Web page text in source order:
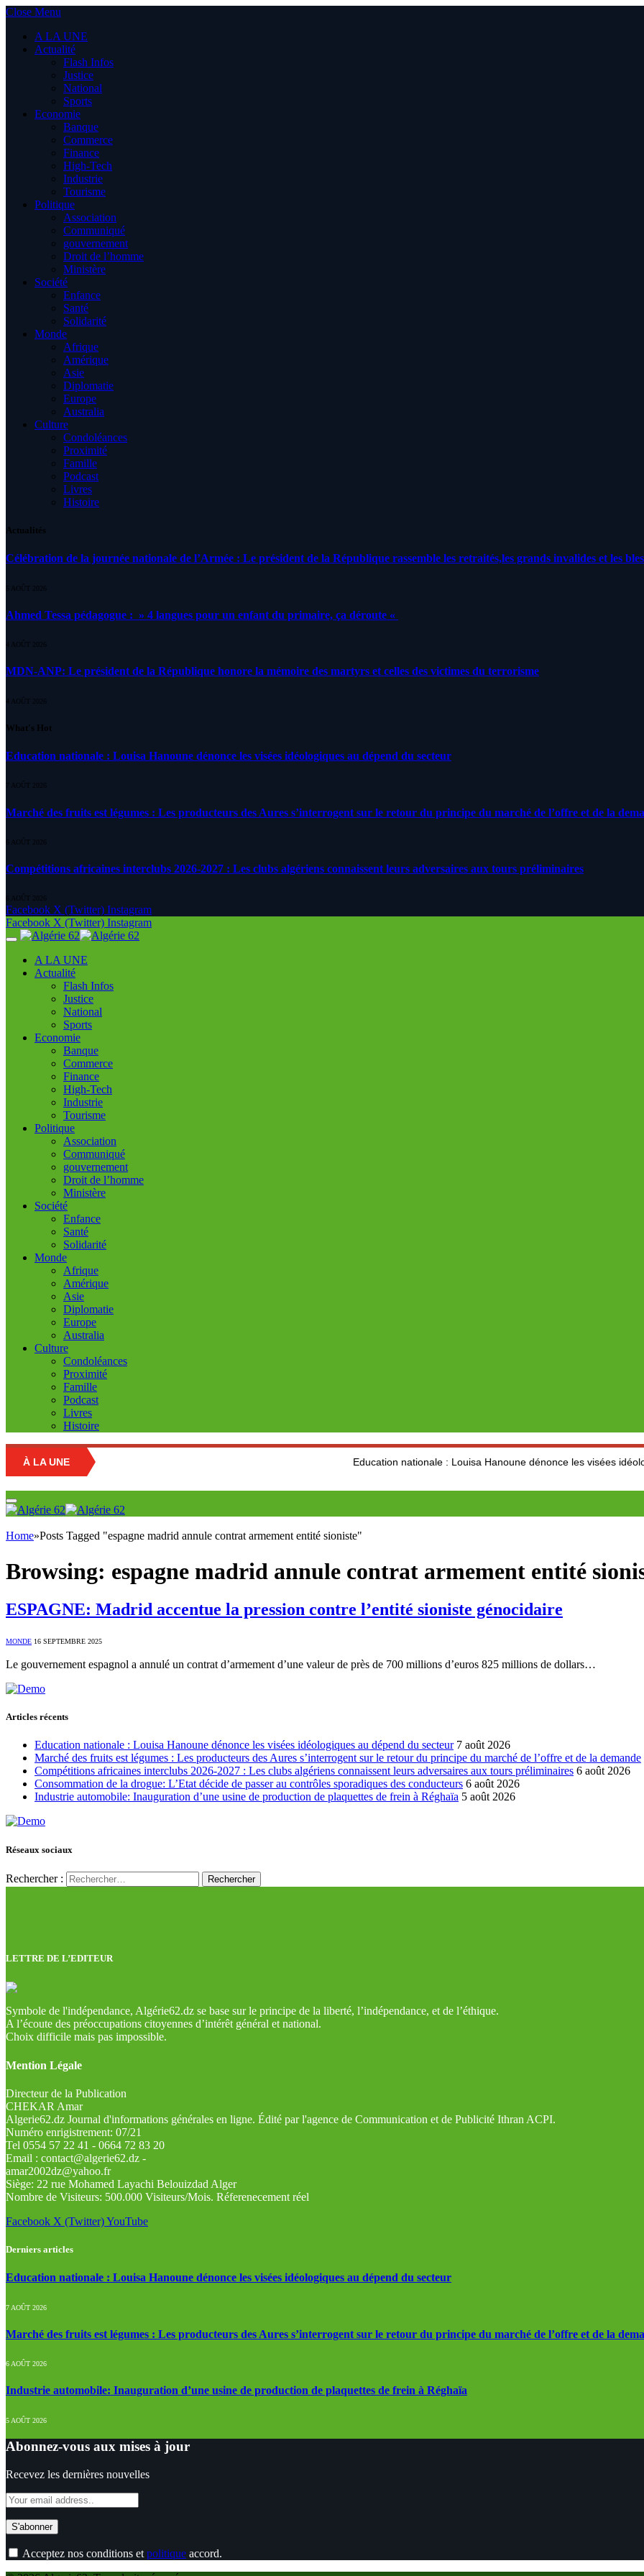
Close Menu
A LA UNE
Actualité
Flash Infos
Justice
National
Sports
Economie
Banque
Commerce
Finance
High-Tech
Industrie
Tourisme
Politique
Association
Communiqué
gouvernement
Droit de l’homme
Ministère
Société
Enfance
Santé
Solidarité
Monde
Afrique
Amérique
Asie
Diplomatie
Europe
Australia
Culture
Condoléances
Proximité
Famille
Podcast
Livres
Histoire
Actualités
Célébration de la journée nationale de l’Armée : Le président de la République rassemble les retraités,les grands invalides et les
5 AOÛT 2026
Ahmed Tessa pédagogue : » 4 langues pour un enfant du primaire, ça déroute «
4 AOÛT 2026
MDN-ANP: Le président de la République honore la mémoire des martyrs et celles des victimes du terrorisme
4 AOÛT 2026
What's Hot
Education nationale : Louisa Hanoune dénonce les visées idéologiques au dépend du secteur
7 AOÛT 2026
Marché des fruits est légumes : Les producteurs des Aures s’interrogent sur le retour du principe du marché de l’offre et de la
6 AOÛT 2026
Compétitions africaines interclubs 2026-2027 : Les clubs algériens connaissent leurs adversaires aux tours préliminaires
6 AOÛT 2026
Facebook X (Twitter) Instagram
Facebook X (Twitter) Instagram
A LA UNE
Actualité
Flash Infos
Justice
National
Sports
Economie
Banque
Commerce
Finance
High-Tech
Industrie
Tourisme
Politique
Association
Communiqué
gouvernement
Droit de l’homme
Ministère
Société
Enfance
Santé
Solidarité
Monde
Afrique
Amérique
Asie
Diplomatie
Europe
Australia
Culture
Condoléances
Proximité
Famille
Podcast
Livres
Histoire
À LA UNE Education nationale : Louisa Hanoune dénonce les visées idéologiques au
Home»Posts Tagged "espagne madrid annule contrat armement entité sioniste"
Browsing: espagne madrid annule contrat armement entité
ESPAGNE: Madrid accentue la pression contre l’entité sioniste génocidaire
MONDE 16 SEPTEMBRE 2025
Le gouvernement espagnol a annulé un contrat d’armement d’une valeur de près de 700 millions d’euros 825 millions de dollars…
Articles récents
Education nationale : Louisa Hanoune dénonce les visées idéologiques au dépend du secteur 7 août 2026
Marché des fruits est légumes : Les producteurs des Aures s’interrogent sur le retour du principe du marché de l’offre et de la demande
Compétitions africaines interclubs 2026-2027 : Les clubs algériens connaissent leurs adversaires aux tours préliminaires 6 août 2026
Consommation de la drogue: L’Etat décide de passer au contrôles sporadiques des conducteurs 6 août 2026
Industrie automobile: Inauguration d’une usine de production de plaquettes de frein à Réghaïa 5 août 2026
Réseaux sociaux
Rechercher :
LETTRE DE L’EDITEUR
Symbole de l'indépendance, Algérie62.dz se base sur le principe de la liberté, l’indépendance, et de l’éthique.
A l’écoute des préoccupations citoyennes d’intérêt général et national.
Choix difficile mais pas impossible.
Mention Légale
Directeur de la Publication
CHEKAR Amar
Algerie62.dz Journal d'informations générales en ligne. Édité par l'agence de Communication et de Publicité Ithran ACPI.
Numéro enrigistrement: 07/21
Tel 0554 57 22 41 - 0664 72 83 20
Email : contact@algerie62.dz -
amar2002dz@yahoo.fr
Siège: 22 rue Mohamed Layachi Belouizdad Alger
Nombre de Visiteurs: 500.000 Visiteurs/Mois. Réferenecement réel
Facebook X (Twitter)YouTube
Derniers articles
Education nationale : Louisa Hanoune dénonce les visées idéologiques au dépend du secteur
7 AOÛT 2026
Marché des fruits est légumes : Les producteurs des Aures s’interrogent sur le retour du principe du marché de l’offre et de la
6 AOÛT 2026
Industrie automobile: Inauguration d’une usine de production de plaquettes de frein à Réghaïa
5 AOÛT 2026
Abonnez-vous aux mises à jour
Recevez les dernières nouvelles
Acceptez nos conditions et politique accord.